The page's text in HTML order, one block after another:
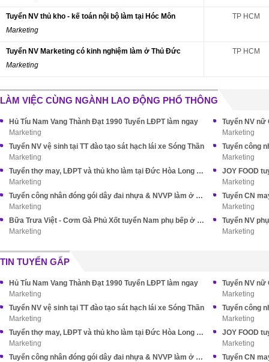
Tuyển NV thủ kho - kế toán nội bộ làm tại Hóc Môn
Marketing
TP HCM
Tuyển NV Marketing có kinh nghiệm làm ở Thủ Đức
Marketing
TP HCM
LÀM VIỆC CÙNG NGÀNH LAO ĐỘNG PHỔ THÔNG
Hủ Tíu Nam Vang Thành Đạt 1990 Tuyển LĐPT làm ngay
Marketing
Tuyển NV nữ
Marketing
Tuyển NV vệ sinh tại TT đào tạo sát hạch lái xe Sóng Thần
Marketing
Tuyển công
Marketing
Tuyển thợ may, LĐPT và thủ kho làm tại Đức Hòa Long An (cũ)
Marketing
JOY FOOD
Marketing
Tuyển công nhân đóng gói dây đai nhựa & NVVP làm ở Nhà Bè
Marketing
Marketing
Bữa Trưa Việt - Cơm Gà Phủ Xốt tuyển Nam phụ bếp ở Tân Bình
Marketing
Marketing
TIN TUYỂN GẤP
Hủ Tíu Nam Vang Thành Đạt 1990 Tuyển LĐPT làm ngay
Marketing
Tuyển NV nữ
Marketing
Tuyển NV vệ sinh tại TT đào tạo sát hạch lái xe Sóng Thần
Marketing
Tuyển công
Marketing
Tuyển thợ may, LĐPT và thủ kho làm tại Đức Hòa Long An (cũ)
Marketing
JOY FOOD
Marketing
Tuyển công nhân đóng gói dây đai nhựa & NVVP làm ở Nhà Bè